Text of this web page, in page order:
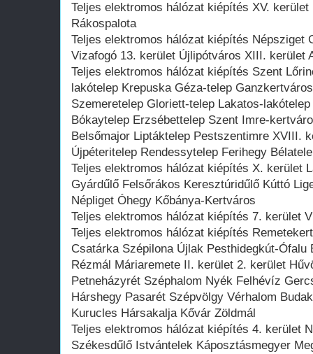
Teljes elektromos hálózat kiépítés XV.
Rákospalota
Teljes elektromos hálózat kiépítés Népsziget
Vizafogó 13. kerület Újlipótváros XIII. kerület
Teljes elektromos hálózat kiépítés Szent
lakótelep Krepuska Géza-telep
Szemeretelep Gloriett-telep Lakatos-
Bókaytelep Erzsébettelep Szent Imre-
Belsőmajor Liptáktelep Pestszentimre XVIII.
Újpéteritelep Rendessytelep Ferihegy
Teljes elektromos hálózat kiépítés X. kerület
Gyárdűlő Felsőrákos Keresztúridűlő Kúttó
Népliget Óhegy Kőbánya-Kertváros
Teljes elektromos hálózat kiépítés 7. kerület
Teljes elektromos hálózat kiépítés
Csatárka Szépilona Újlak Pesthidegkút-
Rézmál Máriaremete II. kerület 2. kerület
Petneházyrét Széphalom Nyék Felhévíz
Hárshegy Pasarét Szépvölgy Vérhalom
Kurucles Hársakalja Kővár Zöldmál
Teljes elektromos hálózat kiépítés 4. kerület
Székesdűlő Istvántelek Káposztásmegyer